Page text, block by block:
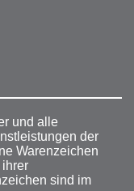
und alle
der
Warenzeichen
sind im